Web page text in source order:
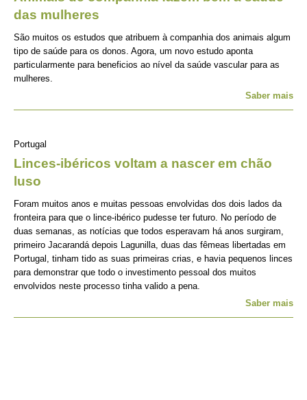
das mulheres
São muitos os estudos que atribuem à companhia dos animais algum
tipo de saúde para os donos. Agora, um novo estudo aponta
particularmente para beneficios ao nível da saúde vascular para as
mulheres.
Saber mais
Portugal
Linces-ibéricos voltam a nascer em chão
luso
Foram muitos anos e muitas pessoas envolvidas dos dois lados da
fronteira para que o lince-ibérico pudesse ter futuro. No período de
duas semanas, as notícias que todos esperavam há anos surgiram,
primeiro Jacarandá depois Lagunilla, duas das fêmeas libertadas em
Portugal, tinham tido as suas primeiras crias, e havia pequenos linces
para demonstrar que todo o investimento pessoal dos muitos
envolvidos neste processo tinha valido a pena.
Saber mais